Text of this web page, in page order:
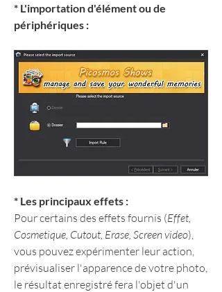
* L'importation d'élément ou de
périphériques :
* Les principaux effets :
Pour certains des effets fournis (Effet,
Cosmetique, Cutout, Erase, Screen video),
vous pouvez expérimenter leur action,
prévisualiser l'apparence de votre photo,
le résultat enregistré fera l'objet d'un